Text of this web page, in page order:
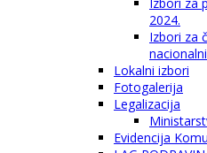
2024.
Izbori za
Lokalni izbori
Fotogalerija
Legalizacija
Evidencija